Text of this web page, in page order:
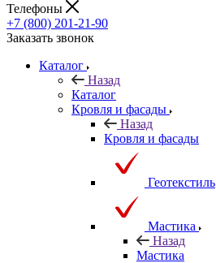
Телефоны
+7 (800) 201-21-90
Заказать звонок
Каталог
Назад
Каталог
Кровля и фасады
Назад
Кровля и фасады
Геотекстиль
Мастика
Назад
Мастика